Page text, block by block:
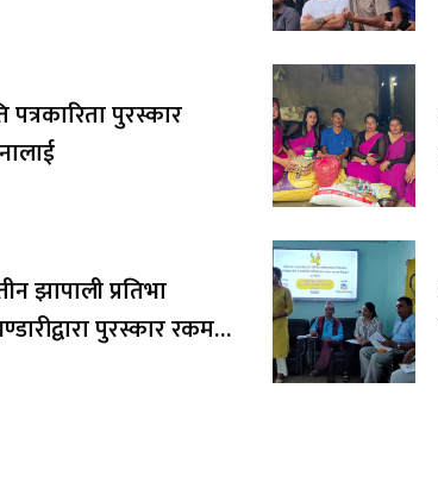
पत्रकारिता पुरस्कार
झापाली प्रतिभा
पुरस्कार रकम